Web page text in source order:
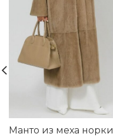
Манто из меха норки